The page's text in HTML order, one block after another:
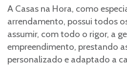
A Casas na Hora, como
arrendamento, possui todos
assumir, com todo o rigor, a
empreendimento, prestando
personalizado e adaptado a